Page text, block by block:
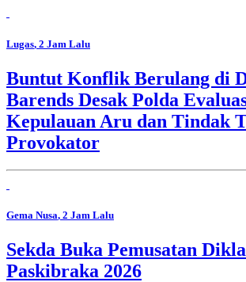
Lugas, 2 Jam Lalu
Buntut Konflik Berulang di
Barends Desak Polda
Kepulauan Aru dan Tindak
Provokator
Gema Nusa, 2 Jam Lalu
Sekda Buka Pemusatan
Paskibraka 2026